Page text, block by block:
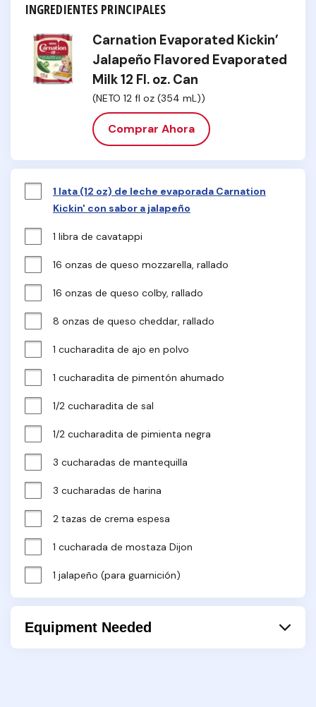
INGREDIENTES PRINCIPALES
Carnation Evaporated Kickin’
Jalapeño Flavored Evaporated
Milk 12 Fl. oz. Can
(NETO 12 fl oz (354 mL))
Comprar Ahora
1 lata (12 oz) de leche evaporada Carnation
Kickin' con sabor a jalapeño
1 libra de cavatappi
16 onzas de queso mozzarella, rallado
16 onzas de queso colby, rallado
8 onzas de queso cheddar, rallado
1 cucharadita de ajo en polvo
1 cucharadita de pimentón ahumado
1/2 cucharadita de sal
1/2 cucharadita de pimienta negra
3 cucharadas de mantequilla
3 cucharadas de harina
2 tazas de crema espesa
1 cucharada de mostaza Dijon
1 jalapeño (para guarnición)
Equipment Needed